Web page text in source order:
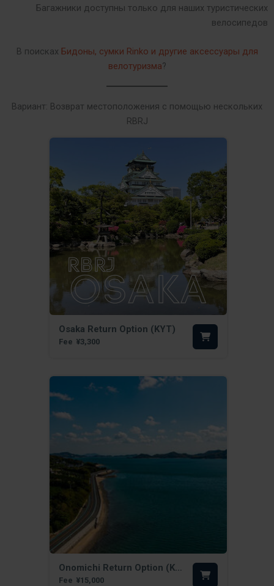
Багажники доступны только для наших туристических
велосипедов
В поисках Бидоны, сумки Rinko и другие аксессуары для
велотуризма?
Вариант: Возврат местоположения с помощью нескольких
RBRJ
Osaka Return Option (KYT)
Fee ¥3,300
Onomichi Return Option (KYT)
Fee ¥15,000